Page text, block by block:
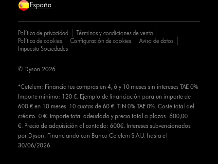
España
Política de privacidad
Términos y condiciones de venta
Política de cookies
Configuración de cookies
Aviso de datos
Impuesto Sociedades
*Cetelem: Financia tus compras en 4, 6 y 10 meses sin intereses TAE 0%
Importe mínimo: 120 €. Ejemplo de financiación para un importe de
600 € en 10 meses. 10 cuotas de 60 €. TIN 0% TAE 0%. Coste total del
crédito: 0 €. Importe total adeudado y precio total a plazos: 600,00
€. Precio de adquisición al contado: 600€. Intereses subvencionados
por Dyson. Financiando con Banco Cetelem S.A.U. hasta el
30/06/2026.
© Dyson 2026